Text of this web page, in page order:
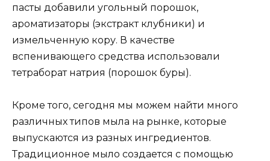
пасты добавили угольный порошок,
ароматизаторы (экстракт клубники) и
измельченную кору. В качестве
вспенивающего средства использовали
тетраборат натрия (порошок буры).
Кроме того, сегодня мы можем найти много
различных типов мыла на рынке, которые
выпускаются из разных ингредиентов.
Традиционное мыло создается с помощью